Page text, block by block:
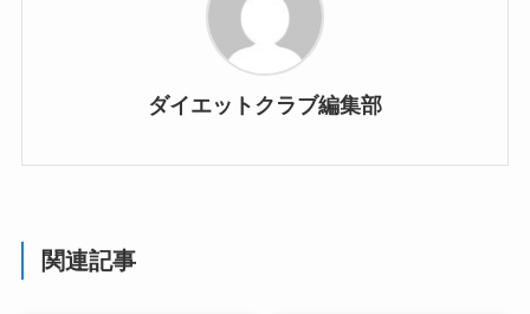
ダイエットクラブ編集部
関連記事